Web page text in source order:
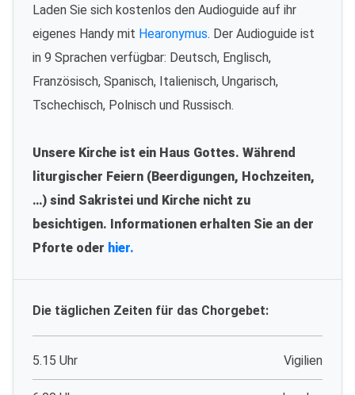
Laden Sie sich kostenlos den Audioguide auf ihr
eigenes Handy mit Hearonymus. Der Audioguide ist
in 9 Sprachen verfügbar: Deutsch, Englisch,
Französisch, Spanisch, Italienisch, Ungarisch,
Tschechisch, Polnisch und Russisch.
Unsere Kirche ist ein Haus Gottes. Während
liturgischer Feiern (Beerdigungen, Hochzeiten,
…) sind Sakristei und Kirche nicht zu
besichtigen. Informationen erhalten Sie an der
Pforte oder hier.
Die täglichen Zeiten für das Chorgebet:
5.15 Uhr Vigilien